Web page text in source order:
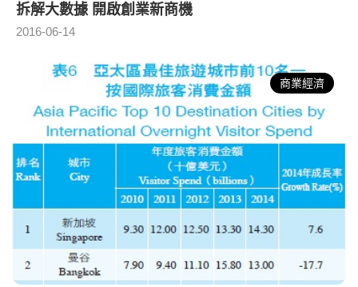
拆解大數據 開啟創業新商機
2016-06-14
商業經濟